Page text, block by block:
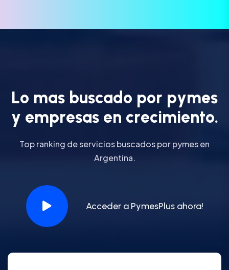
Lo mas buscado por pymes
y empresas en crecimiento.
Top ranking de servicios buscados por pymes en
Argentina.
Acceder a PymesPlus ahora!